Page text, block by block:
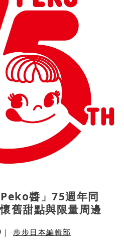
醬」75週年同
舊甜點與限量周邊
｜步步日本編輯部